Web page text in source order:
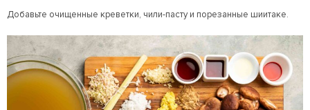
Добавьте очищенные креветки, чили-пасту и порезанные шиитаке.